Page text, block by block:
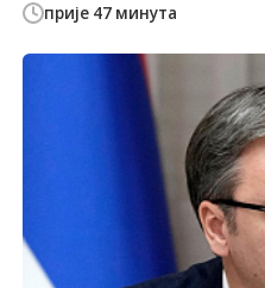
прије 47 минута